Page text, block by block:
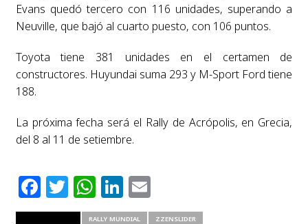
Evans quedó tercero con 116 unidades, superando a
Neuville, que bajó al cuarto puesto, con 106 puntos.
Toyota tiene 381 unidades en el certamen de
constructores. Huyundai suma 293 y M-Sport Ford tiene
188.
La próxima fecha será el Rally de Acrópolis, en Grecia,
del 8 al 11 de setiembre.
Facebook
Twitter
WhatsApp
LinkedIn
Email
RALLY MUNDIAL ZZENSLIDER